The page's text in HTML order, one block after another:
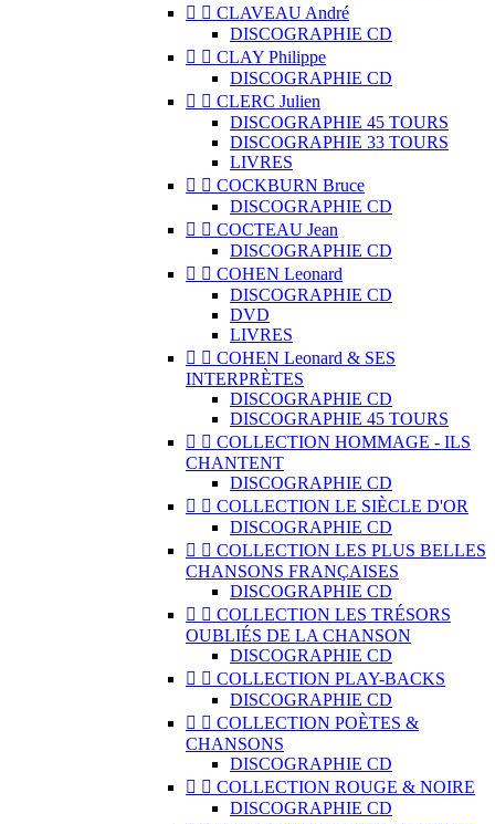
  CLAVEAU André
DISCOGRAPHIE CD
  CLAY Philippe
DISCOGRAPHIE CD
  CLERC Julien
DISCOGRAPHIE 45 TOURS
DISCOGRAPHIE 33 TOURS
LIVRES
  COCKBURN Bruce
DISCOGRAPHIE CD
  COCTEAU Jean
DISCOGRAPHIE CD
  COHEN Leonard
DISCOGRAPHIE CD
DVD
LIVRES
  COHEN Leonard & SES
INTERPRÈTES
DISCOGRAPHIE CD
DISCOGRAPHIE 45 TOURS
  COLLECTION HOMMAGE - ILS
CHANTENT
DISCOGRAPHIE CD
  COLLECTION LE SIÈCLE D'OR
DISCOGRAPHIE CD
  COLLECTION LES PLUS BELLES
CHANSONS FRANÇAISES
DISCOGRAPHIE CD
  COLLECTION LES TRÉSORS
OUBLIÉS DE LA CHANSON
DISCOGRAPHIE CD
  COLLECTION PLAY-BACKS
DISCOGRAPHIE CD
  COLLECTION POÈTES &
CHANSONS
DISCOGRAPHIE CD
  COLLECTION ROUGE & NOIRE
DISCOGRAPHIE CD